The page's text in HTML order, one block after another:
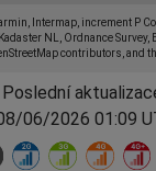
Intermap, increment P
NL, Ordnance
contributors, and
Poslední
06/2026 01:09